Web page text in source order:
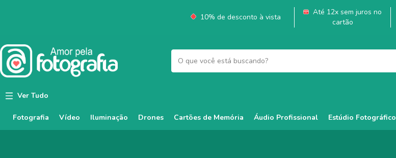
10% de desconto à vista
Até 12x sem juros no
cartão
Ver Tudo
Fotografia Vídeo Iluminação Drones Cartões de Memória Áudio Profissional Estúdio Fotográfico